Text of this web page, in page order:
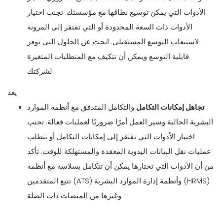
الأدوات التي يمكن توسيع نطاقها مع مؤسستك. تجنب اختيار
الأدوات ذات السعة المحدودة أو التي تفتقر إلى المرونة
لاستيعاب التوسع المستقبلي. ابحث عن الحلول التي توفر
قابلية التوسع ويمكن أن تتكيف مع المتطلبات المتغيرة
لشركتك.
يعد
تجاهل إمكانات التكامل والتكامل المتدفق مع أنظمة الموارد
البشرية الحالية وسير العمل أمرًا ضروريًا لعمليات فعالة. تجنب
اختيار الأدوات التي تفتقر إلى إمكانات التكامل أو تتطلب
عمليات نقل البيانات اليدوية المعقدة والمستهلكة للوقت. تأكد
من أن الأدوات التي تختارها يمكن أن تتكامل بسلاسة مع أنظمة
تتبع المتقدمين (ATS) وأنظمة إدارة الموارد البشرية (HRMS)
وغيرها من المنصات ذات الصلة